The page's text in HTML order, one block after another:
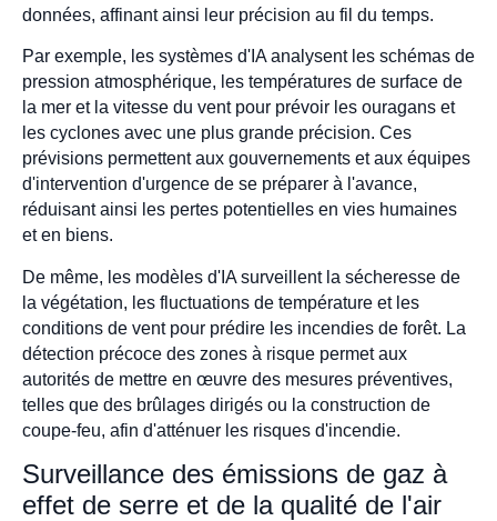
données, affinant ainsi leur précision au fil du temps.
Par exemple, les systèmes d'IA analysent les schémas de
pression atmosphérique, les températures de surface de
la mer et la vitesse du vent pour prévoir les ouragans et
les cyclones avec une plus grande précision. Ces
prévisions permettent aux gouvernements et aux équipes
d'intervention d'urgence de se préparer à l'avance,
réduisant ainsi les pertes potentielles en vies humaines
et en biens.
De même, les modèles d'IA surveillent la sécheresse de
la végétation, les fluctuations de température et les
conditions de vent pour prédire les incendies de forêt. La
détection précoce des zones à risque permet aux
autorités de mettre en œuvre des mesures préventives,
telles que des brûlages dirigés ou la construction de
coupe-feu, afin d'atténuer les risques d'incendie.
Surveillance des émissions de gaz à
effet de serre et de la qualité de l'air